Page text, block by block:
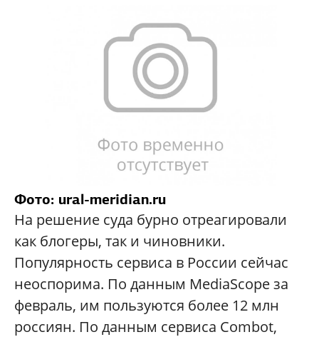
Фото: ural-meridian.ru
На решение суда бурно отреагировали
как блогеры, так и чиновники.
Популярность сервиса в России сейчас
неоспорима. По данным MediaScope за
февраль, им пользуются более 12 млн
россиян. По данным сервиса Combot,